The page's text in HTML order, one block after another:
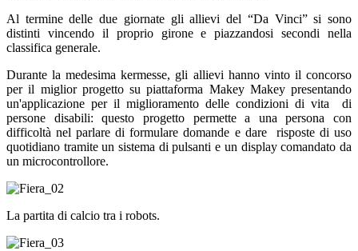
Al termine delle due giornate gli allievi del “Da Vinci” si sono
distinti vincendo il proprio girone e piazzandosi secondi nella
classifica generale.
Durante la medesima kermesse, gli allievi hanno vinto il concorso
per il miglior progetto su piattaforma Makey Makey presentando
un'applicazione per il miglioramento delle condizioni di vita di
persone disabili: questo progetto permette a una persona con
difficoltà nel parlare di formulare domande e dare risposte di uso
quotidiano tramite un sistema di pulsanti e un display comandato da
un microcontrollore.
La partita di calcio tra i robots.